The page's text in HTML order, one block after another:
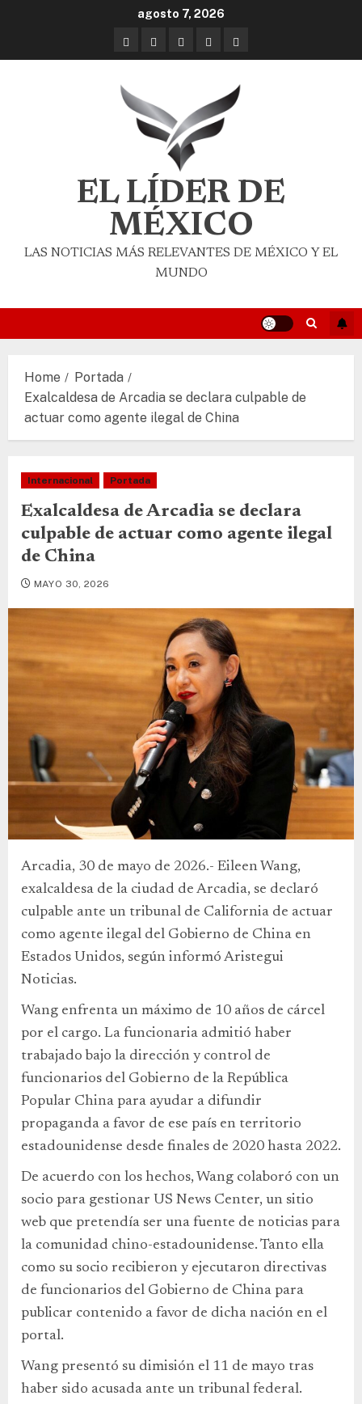
agosto 7, 2026
EL LÍDER DE
MÉXICO
LAS NOTICIAS MÁS RELEVANTES DE MÉXICO Y EL
MUNDO
Home
Portada
Exalcaldesa de Arcadia se declara culpable de
actuar como agente ilegal de China
Internacional Portada
Exalcaldesa de Arcadia se declara
culpable de actuar como agente ilegal
de China
MAYO 30, 2026
Arcadia, 30 de mayo de 2026.- Eileen Wang,
exalcaldesa de la ciudad de Arcadia, se declaró
culpable ante un tribunal de California de actuar
como agente ilegal del Gobierno de China en
Estados Unidos, según informó Aristegui
Noticias.
Wang enfrenta un máximo de 10 años de cárcel
por el cargo. La funcionaria admitió haber
trabajado bajo la dirección y control de
funcionarios del Gobierno de la República
Popular China para ayudar a difundir
propaganda a favor de ese país en territorio
estadounidense desde finales de 2020 hasta 2022.
De acuerdo con los hechos, Wang colaboró con un
socio para gestionar US News Center, un sitio
web que pretendía ser una fuente de noticias para
la comunidad chino-estadounidense. Tanto ella
como su socio recibieron y ejecutaron directivas
de funcionarios del Gobierno de China para
publicar contenido a favor de dicha nación en el
portal.
Wang presentó su dimisión el 11 de mayo tras
haber sido acusada ante un tribunal federal.